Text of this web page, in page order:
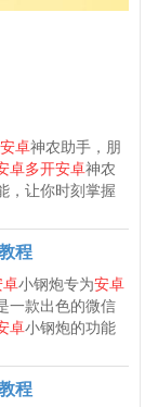
卓神农助手，朋
卓多开安卓神农
，让你时刻掌握
程
卓小钢炮专为安卓
一款出色的微信
卓小钢炮的功能
程